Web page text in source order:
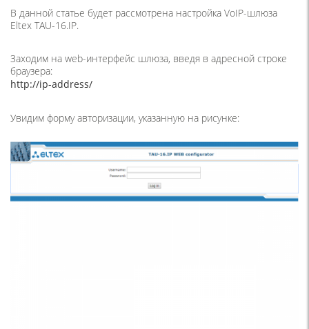
В данной статье будет рассмотрена настройка VoIP-шлюза
Eltex TAU-16.IP.
Заходим на web-интерфейс шлюза, введя в адресной строке
браузера:
http://ip-address/
Увидим форму авторизации, указанную на рисунке: